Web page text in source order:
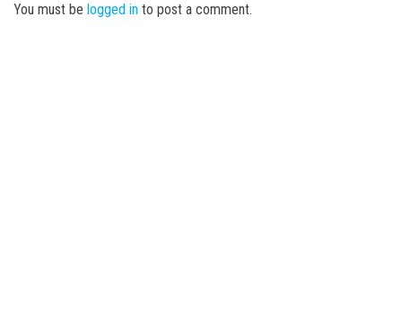
You must be logged in to post a comment.